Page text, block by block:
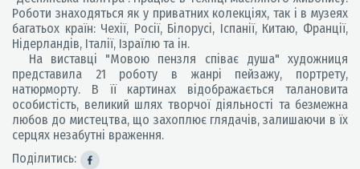
Роботи знаходяться як у приватних колекціях, так і в музеях
багатьох країн: Чехії, Росії, Білорусі, Іспанії, Китаю, Франції,
Нідерландів, Італії, Ізраїлю та ін.
На виставці "Мовою пензля співає душа" художниця
представила 21 роботу в жанрі пейзажу, портрету,
натюрморту. В її картинах відображається талановита
особистість, великий шлях творчої діяльності та безмежна
любов до мистецтва, що захоплює глядачів, залишаючи в їх
серцях незабутні враження.
Поділитись: